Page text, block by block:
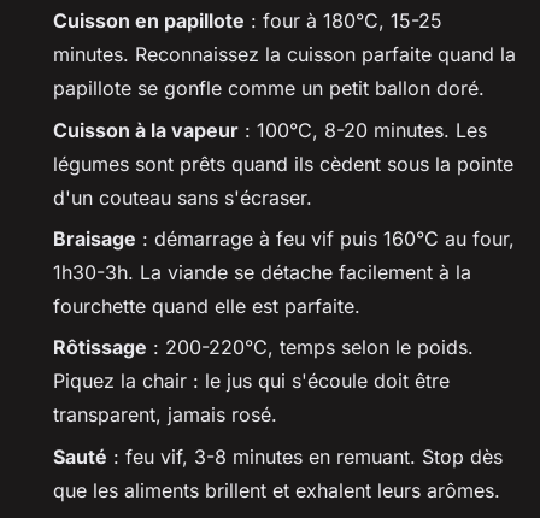
Cuisson en papillote : four à 180°C, 15-25
minutes. Reconnaissez la cuisson parfaite quand la
papillote se gonfle comme un petit ballon doré.
Cuisson à la vapeur : 100°C, 8-20 minutes. Les
légumes sont prêts quand ils cèdent sous la pointe
d'un couteau sans s'écraser.
Braisage : démarrage à feu vif puis 160°C au four,
1h30-3h. La viande se détache facilement à la
fourchette quand elle est parfaite.
Rôtissage : 200-220°C, temps selon le poids.
Piquez la chair : le jus qui s'écoule doit être
transparent, jamais rosé.
Sauté : feu vif, 3-8 minutes en remuant. Stop dès
que les aliments brillent et exhalent leurs arômes.